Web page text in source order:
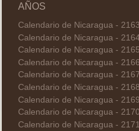
AÑOS
Calendario de Nicaragua - 2163
Calendario de Nicaragua -
Calendario de Nicaragua - 2165
Calendario de Nicaragua - 2166
Calendario de Nicaragua - 2167
Calendario de Nicaragua - 2168
Calendario de Nicaragua - 2169
Calendario de Nicaragua - 2170
Calendario de Nicaragua - 2171